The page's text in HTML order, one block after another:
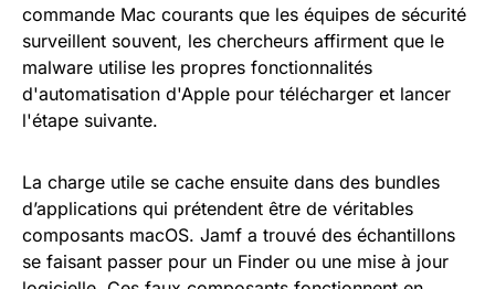
commande Mac courants que les équipes de sécurité
surveillent souvent, les chercheurs affirment que le
malware utilise les propres fonctionnalités
d'automatisation d'Apple pour télécharger et lancer
l'étape suivante.
La charge utile se cache ensuite dans des bundles
d’applications qui prétendent être de véritables
composants macOS. Jamf a trouvé des échantillons
se faisant passer pour un Finder ou une mise à jour